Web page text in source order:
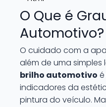
O Que é
Automotivo?
O cuidado com a
além de uma simples
brilho automotivo
indicadores da
pintura do veículo.